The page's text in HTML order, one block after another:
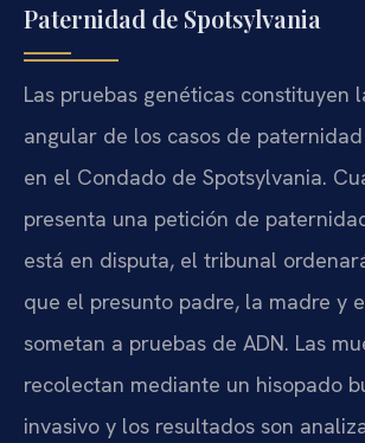
Paternidad de Spotsylvania
Las pruebas genéticas constituyen
angular de los casos de
en el Condado de Spotsylvania.
presenta una petición de
está en disputa, el tribunal
que el presunto padre, la madre y
sometan a pruebas de ADN. Las
recolectan mediante un hisopado
invasivo y los resultados son